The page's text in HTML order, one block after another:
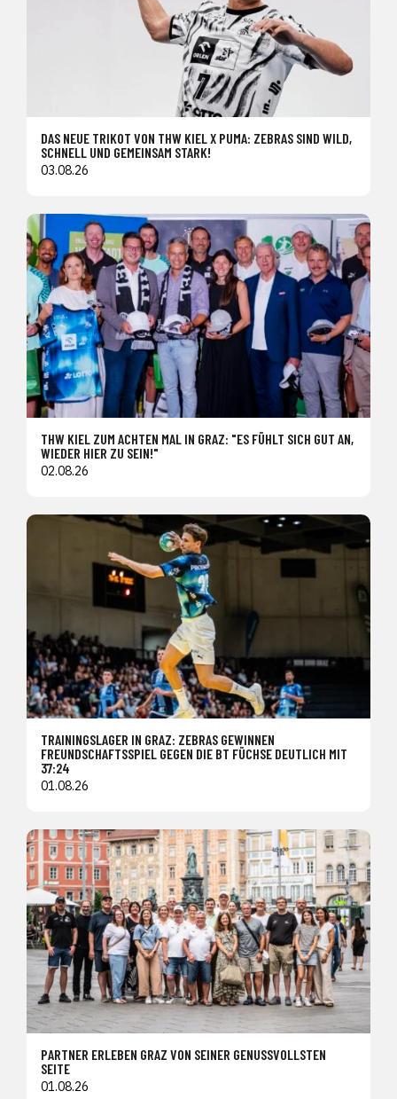
DAS NEUE TRIKOT VON THW KIEL X PUMA: ZEBRAS SIND WILD,
SCHNELL UND GEMEINSAM STARK!
03.08.26
THW KIEL ZUM ACHTEN MAL IN GRAZ: "ES FÜHLT SICH GUT AN,
WIEDER HIER ZU SEIN!"
02.08.26
TRAININGSLAGER IN GRAZ: ZEBRAS GEWINNEN
FREUNDSCHAFTSSPIEL GEGEN DIE BT FÜCHSE DEUTLICH MIT
37:24
01.08.26
PARTNER ERLEBEN GRAZ VON SEINER GENUSSVOLLSTEN
SEITE
01.08.26